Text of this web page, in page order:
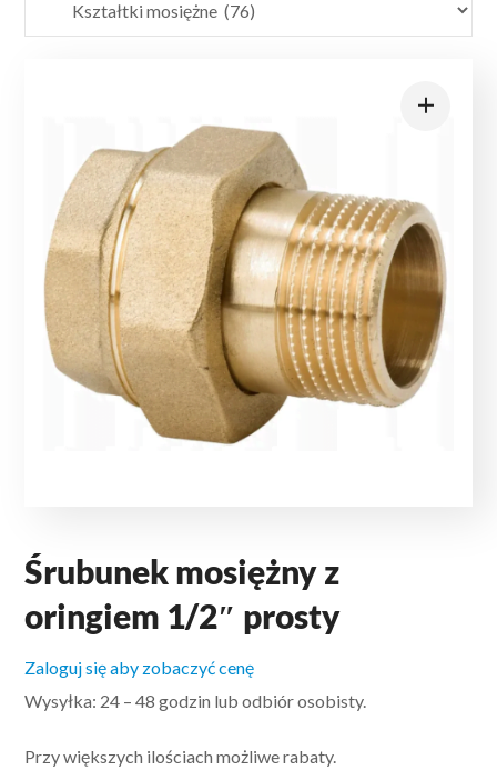
Śrubunek mosiężny z
oringiem 1/2″ prosty
Zaloguj się aby zobaczyć cenę
Wysyłka: 24 – 48 godzin lub odbiór osobisty.
Przy większych ilościach możliwe rabaty.